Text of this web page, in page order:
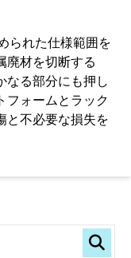
られた仕様範囲を
廃材を切断する
なる部分にも押し
フォームとラック
と不必要な損失を